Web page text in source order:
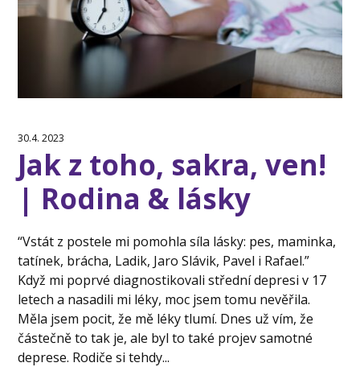
30.4. 2023
Jak z toho, sakra, ven!
| Rodina & lásky
“Vstát z postele mi pomohla síla lásky: pes, maminka,
tatínek, brácha, Ladik, Jaro Slávik, Pavel i Rafael.”
Když mi poprvé diagnostikovali střední depresi v 17
letech a nasadili mi léky, moc jsem tomu nevěřila.
Měla jsem pocit, že mě léky tlumí. Dnes už vím, že
částečně to tak je, ale byl to také projev samotné
deprese. Rodiče si tehdy...